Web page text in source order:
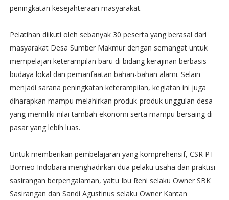
peningkatan kesejahteraan masyarakat.
Pelatihan diikuti oleh sebanyak 30 peserta yang berasal dari
masyarakat Desa Sumber Makmur dengan semangat untuk
mempelajari keterampilan baru di bidang kerajinan berbasis
budaya lokal dan pemanfaatan bahan-bahan alami. Selain
menjadi sarana peningkatan keterampilan, kegiatan ini juga
diharapkan mampu melahirkan produk-produk unggulan desa
yang memiliki nilai tambah ekonomi serta mampu bersaing di
pasar yang lebih luas.
Untuk memberikan pembelajaran yang komprehensif, CSR PT
Borneo Indobara menghadirkan dua pelaku usaha dan praktisi
sasirangan berpengalaman, yaitu Ibu Reni selaku Owner SBK
Sasirangan dan Sandi Agustinus selaku Owner Kantan